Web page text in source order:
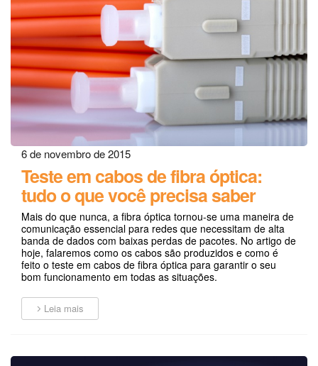
6 de novembro de 2015
Teste em cabos de fibra óptica:
tudo o que você precisa saber
Mais do que nunca, a fibra óptica tornou-se uma maneira de
comunicação essencial para redes que necessitam de alta
banda de dados com baixas perdas de pacotes. No artigo de
hoje, falaremos como os cabos são produzidos e como é
feito o teste em cabos de fibra óptica para garantir o seu
bom funcionamento em todas as situações.
Leia mais